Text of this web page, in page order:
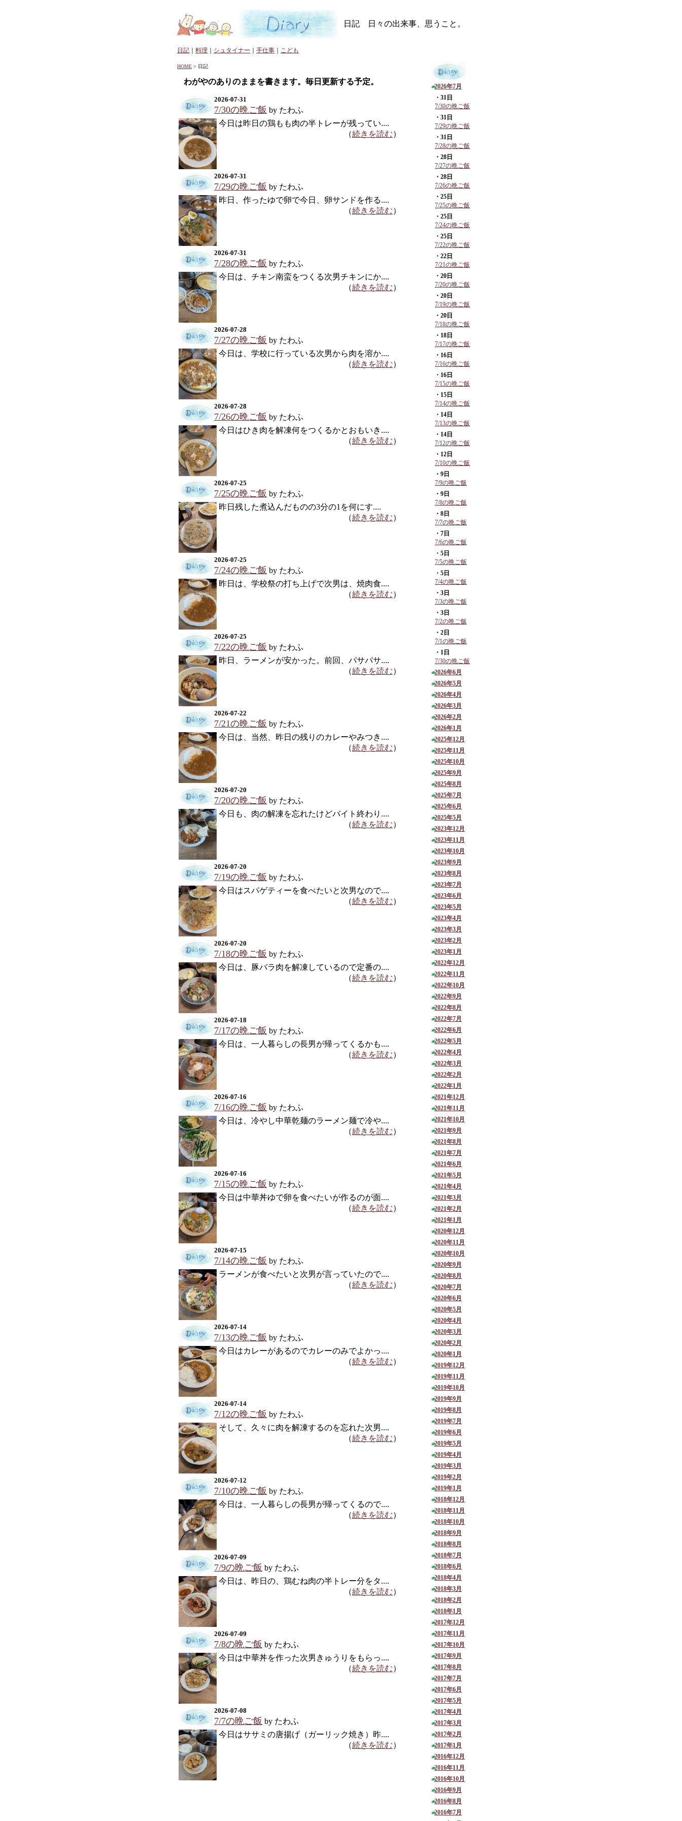
日記 日々の出来事、思うこと。
日記 料理 シュタイナー 手仕事 こども
2026年7月
・31日
7/30の晩ご飯
・31日
7/29の晩ご飯
・31日
7/28の晩ご飯
・28日
7/27の晩ご飯
・28日
7/26の晩ご飯
・25日
7/25の晩ご飯
・25日
7/24の晩ご飯
・25日
7/22の晩ご飯
・22日
7/21の晩ご飯
・20日
7/20の晩ご飯
・20日
7/19の晩ご飯
・20日
7/18の晩ご飯
・18日
7/17の晩ご飯
・16日
7/16の晩ご飯
・16日
7/15の晩ご飯
・15日
7/14の晩ご飯
・14日
7/13の晩ご飯
・14日
7/12の晩ご飯
・12日
7/10の晩ご飯
・9日
7/9の晩ご飯
・9日
7/8の晩ご飯
・8日
7/7の晩ご飯
・7日
7/6の晩ご飯
・5日
7/5の晩ご飯
・5日
7/4の晩ご飯
・3日
7/3の晩ご飯
・3日
7/2の晩ご飯
・2日
7/1の晩ご飯
・1日
7/30の晩ご飯
2026年6月
2026年5月
2026年4月
2026年3月
2026年2月
2026年1月
2025年12月
2025年11月
2025年10月
2025年9月
2025年8月
2025年7月
2025年6月
2025年5月
2023年12月
2023年11月
2023年10月
2023年9月
2023年8月
2023年7月
2023年6月
2023年5月
2023年4月
2023年3月
2023年2月
2023年1月
2022年12月
2022年11月
2022年10月
2022年9月
2022年8月
2022年7月
2022年6月
2022年5月
2022年4月
2022年3月
2022年2月
2022年1月
2021年12月
2021年11月
2021年10月
2021年9月
2021年8月
2021年7月
2021年6月
2021年5月
2021年4月
2021年3月
2021年2月
2021年1月
2020年12月
2020年11月
2020年10月
2020年9月
2020年8月
2020年7月
2020年6月
2020年5月
2020年4月
2020年3月
2020年2月
2020年1月
2019年12月
2019年11月
2019年10月
2019年9月
2019年8月
2019年7月
2019年6月
2019年5月
2019年4月
2019年3月
2019年2月
2019年1月
2018年12月
2018年11月
2018年10月
2018年9月
2018年8月
2018年7月
2018年6月
2018年4月
2018年3月
2018年2月
2018年1月
2017年12月
2017年11月
2017年10月
2017年9月
2017年8月
2017年7月
2017年6月
2017年5月
2017年4月
2017年3月
2017年2月
2017年1月
2016年12月
2016年11月
2016年10月
2016年9月
2016年8月
2016年7月
HOME > 日記
わがやのありのままを書きます。毎日更新する予定。
2026-07-31
7/30の晩ご飯 by たわふ
今日は昨日の鶏もも肉の半トレーが残ってい....
（続きを読む）
2026-07-31
7/29の晩ご飯 by たわふ
昨日、作ったゆで卵で今日、卵サンドを作る....
（続きを読む）
2026-07-31
7/28の晩ご飯 by たわふ
今日は、チキン南蛮をつくる次男チキンにか....
（続きを読む）
2026-07-28
7/27の晩ご飯 by たわふ
今日は、学校に行っている次男から肉を溶か....
（続きを読む）
2026-07-28
7/26の晩ご飯 by たわふ
今日はひき肉を解凍何をつくるかとおもいき....
（続きを読む）
2026-07-25
7/25の晩ご飯 by たわふ
昨日残した煮込んだものの3分の1を何にす....
（続きを読む）
2026-07-25
7/24の晩ご飯 by たわふ
昨日は、学校祭の打ち上げで次男は、焼肉食....
（続きを読む）
2026-07-25
7/22の晩ご飯 by たわふ
昨日、ラーメンが安かった。前回、パサパサ....
（続きを読む）
2026-07-22
7/21の晩ご飯 by たわふ
今日は、当然、昨日の残りのカレーやみつき....
（続きを読む）
2026-07-20
7/20の晩ご飯 by たわふ
今日も、肉の解凍を忘れたけどバイト終わり....
（続きを読む）
2026-07-20
7/19の晩ご飯 by たわふ
今日はスパゲティーを食べたいと次男なので....
（続きを読む）
2026-07-20
7/18の晩ご飯 by たわふ
今日は、豚バラ肉を解凍しているので定番の....
（続きを読む）
2026-07-18
7/17の晩ご飯 by たわふ
今日は、一人暮らしの長男が帰ってくるかも....
（続きを読む）
2026-07-16
7/16の晩ご飯 by たわふ
今日は、冷やし中華乾麺のラーメン麺で冷や....
（続きを読む）
2026-07-16
7/15の晩ご飯 by たわふ
今日は中華丼ゆで卵を食べたいが作るのが面....
（続きを読む）
2026-07-15
7/14の晩ご飯 by たわふ
ラーメンが食べたいと次男が言っていたので....
（続きを読む）
2026-07-14
7/13の晩ご飯 by たわふ
今日はカレーがあるのでカレーのみでよかっ....
（続きを読む）
2026-07-14
7/12の晩ご飯 by たわふ
そして、久々に肉を解凍するのを忘れた次男....
（続きを読む）
2026-07-12
7/10の晩ご飯 by たわふ
今日は、一人暮らしの長男が帰ってくるので....
（続きを読む）
2026-07-09
7/9の晩ご飯 by たわふ
今日は、昨日の、鶏むね肉の半トレー分をタ....
（続きを読む）
2026-07-09
7/8の晩ご飯 by たわふ
今日は中華丼を作った次男きゅうりをもらっ....
（続きを読む）
2026-07-08
7/7の晩ご飯 by たわふ
今日はササミの唐揚げ（ガーリック焼き）昨....
（続きを読む）